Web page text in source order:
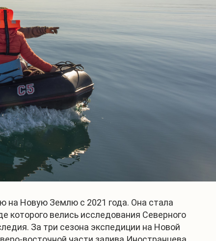
Новую Землю с 2021 года. Она стала
которого велись исследования Северного
За три сезона экспедиции на Новой